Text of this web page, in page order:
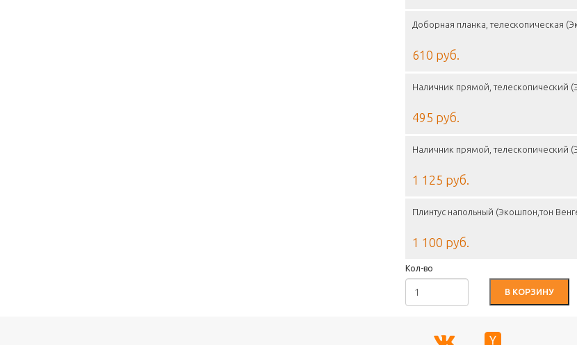
Доборная планка, телескопическая
610 руб.
Наличник прямой, телескопический
495 руб.
Наличник прямой, телескопический
1 125 руб.
Плинтус напольный (Экошпон,тон
1 100 руб.
Кол-во
В КОРЗИНУ